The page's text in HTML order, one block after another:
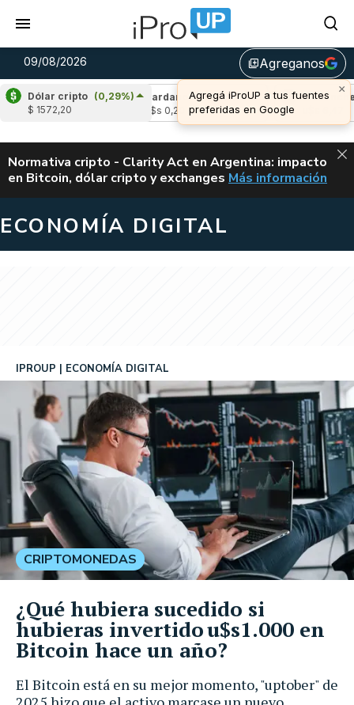
09/08/2026 library_addAgreganos
×
Agregá iProUP a tus fuentes
preferidas en Google
Dólar cripto (0,29%)
$ 1572,20
(-0,11%)
Cardano (-1,66%)
u$s 0,20
Avalanche
u$s 6,47
ALERTA
Normativa cripto - Clarity Act en Argentina: impacto
en Bitcoin, dólar cripto y exchanges CLARITY ACT EN
Más información
ECONOMÍA DIGITAL
El Bitcoin está en su mejor momento, "uptober" de
IPROUP ECONOMÍA DIGITAL
CRIPTOMONEDAS
¿Qué hubiera sucedido si
hubieras invertido u$s1.000 en
Bitcoin hace un año?